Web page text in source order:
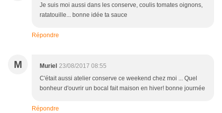
Je suis moi aussi dans les conserve, coulis tomates oignons,
ratatouille... bonne idée ta sauce
Répondre
M Muriel 23/08/2017 08:55
C'était aussi atelier conserve ce weekend chez moi ... Quel
bonheur d'ouvrir un bocal fait maison en hiver! bonne journée
Répondre